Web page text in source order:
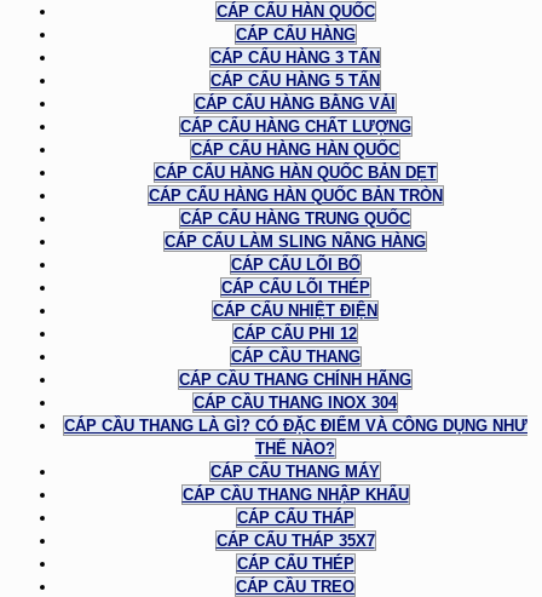
CÁP CẨU HÀN QUỐC
CÁP CẨU HÀNG
CÁP CẨU HÀNG 3 TẤN
CÁP CẨU HÀNG 5 TẤN
CÁP CẨU HÀNG BẰNG VẢI
CÁP CẨU HÀNG CHẤT LƯỢNG
CÁP CẨU HÀNG HÀN QUỐC
CÁP CẨU HÀNG HÀN QUỐC BẢN DẸT
CÁP CẨU HÀNG HÀN QUỐC BẢN TRÒN
CÁP CẨU HÀNG TRUNG QUỐC
CÁP CẨU LÀM SLING NÂNG HÀNG
CÁP CẨU LÕI BỐ
CÁP CẨU LÕI THÉP
CÁP CẨU NHIỆT ĐIỆN
CÁP CẨU PHI 12
CÁP CẦU THANG
CÁP CẦU THANG CHÍNH HÃNG
CÁP CẦU THANG INOX 304
CÁP CẦU THANG LÀ GÌ? CÓ ĐẶC ĐIỂM VÀ CÔNG DỤNG NHƯ
THẾ NÀO?
CÁP CẨU THANG MÁY
CÁP CẦU THANG NHẬP KHẨU
CÁP CẨU THÁP
CÁP CẨU THÁP 35X7
CÁP CẨU THÉP
CÁP CẦU TREO